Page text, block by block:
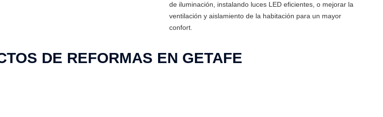
de iluminación, instalando luces LED eficientes, o mejorar la
ventilación y aislamiento de la habitación para un mayor
confort.
DE REFORMAS EN GETAFE